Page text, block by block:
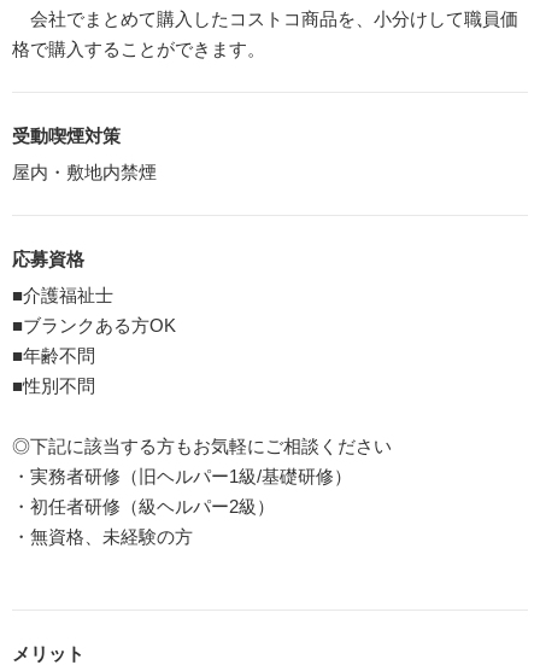
会社でまとめて購入したコストコ商品を、小分けして職員価
格で購入することができます。
受動喫煙対策
屋内・敷地内禁煙
応募資格
■介護福祉士
■ブランクある方OK
■年齢不問
■性別不問
◎下記に該当する方もお気軽にご相談ください
・実務者研修（旧ヘルパー1級/基礎研修）
・初任者研修（級ヘルパー2級）
・無資格、未経験の方
メリット